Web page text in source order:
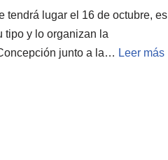
tendrá lugar el 16 de octubre, es
tipo y lo organizan la
junto a la… Leer más